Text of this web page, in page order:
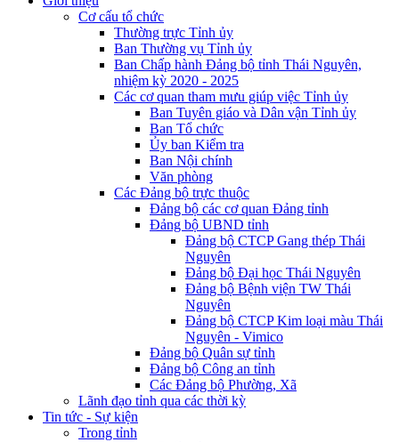
Cơ cấu tổ chức
Thường trực Tỉnh ủy
Ban Thường vụ Tỉnh ủy
Ban Chấp hành Đảng bộ tỉnh Thái Nguyên,
nhiệm kỳ 2020 - 2025
Các cơ quan tham mưu giúp việc Tỉnh ủy
Ban Tuyên giáo và Dân vận Tỉnh ủy
Ban Tổ chức
Ủy ban Kiểm tra
Ban Nội chính
Văn phòng
Các Đảng bộ trực thuộc
Đảng bộ các cơ quan Đảng tỉnh
Đảng bộ UBND tỉnh
Đảng bộ CTCP Gang thép Thái
Nguyên
Đảng bộ Đại học Thái Nguyên
Đảng bộ Bệnh viện TW Thái
Nguyên
Đảng bộ CTCP Kim loại màu Thái
Nguyên - Vimico
Đảng bộ Quân sự tỉnh
Đảng bộ Công an tỉnh
Các Đảng bộ Phường, Xã
Lãnh đạo tỉnh qua các thời kỳ
Tin tức - Sự kiện
Trong tỉnh